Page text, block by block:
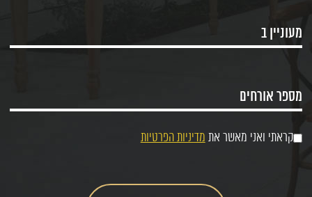
קראתי ואני מאשר את מדיניות הפרטיות